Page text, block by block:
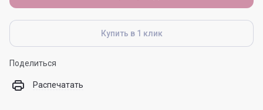
Купить в 1 клик
Поделиться
Распечатать